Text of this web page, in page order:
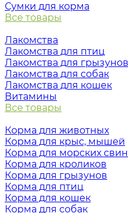
Сумки для корма
Все товары
Лакомства
Лакомства для птиц
Лакомства для грызунов
Лакомства для собак
Лакомства для кошек
Витамины
Все товары
Корма для животных
Корма для крыс, мышей
Корма для морских
Корма для кроликов
Корма для грызунов
Корма для птиц
Корма для кошек
Корма для собак